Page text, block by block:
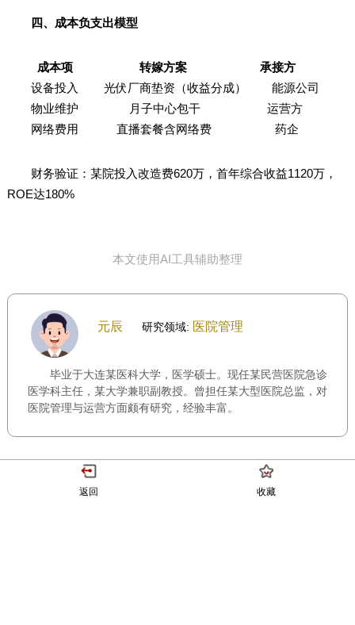
四、成本负支出模型
成本项 转嫁方案 承接方
设备投入 光伏厂商垫资（收益分成） 能源公司
物业维护 月子中心包干 运营方
网络费用 直播套餐含网络费 药企
财务验证：某院投入改造费620万，首年综合收益1120万，
ROE达180%
本文使用AI工具辅助整理
元辰 研究领域: 医院管理
毕业于大连某医科大学，医学硕士。现任某民营医院急诊
医学科主任，某大学兼职副教授。曾担任某大型医院总监，对
医院管理与运营方面颇有研究，经验丰富。
返回 收藏